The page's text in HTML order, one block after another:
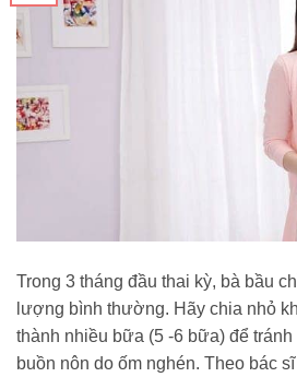
Trong 3 tháng đầu thai kỳ, bà bầu
lượng bình thường. Hãy chia nhỏ
thành nhiều bữa (5 -6 bữa) để
buồn nôn do ốm nghén. Theo bác